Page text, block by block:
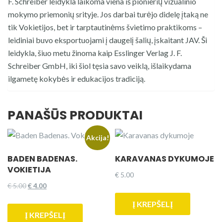
mokymo priemonių srityje. Jos darbai turėjo didelę įtaką ne
tik Vokietijos, bet ir tarptautinėms švietimo praktikoms –
leidiniai buvo eksportuojami į daugelį šalių, įskaitant JAV. Ši
leidykla, šiuo metu žinoma kaip Esslinger Verlag J. F.
Schreiber GmbH, iki šiol tęsia savo veiklą, išlaikydama
ilgametę kokybės ir edukacijos tradiciją.
PANAŠŪS PRODUKTAI
Akcija!
BADEN BADENAS.
VOKIETIJA
€5.00Original
was:
€4.00Current
is:
Į KREPŠELĮ
KARAVANAS DYKUMOJE
€ 5.00
Į KREPŠELĮ